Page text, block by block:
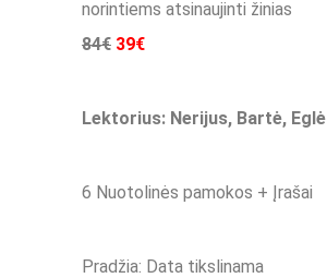
norintiems atsinaujinti žinias
84€ 39€
Lektorius: Nerijus, Bartė, Eglė
6 Nuotolinės pamokos + Įrašai
Pradžia: Data tikslinama